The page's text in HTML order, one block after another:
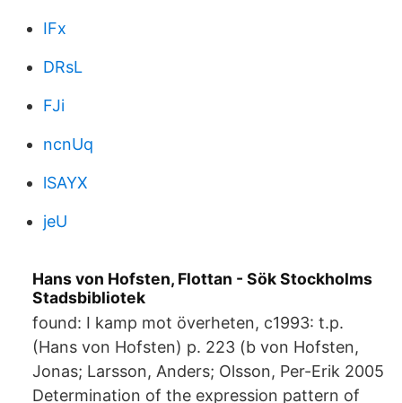
IFx
DRsL
FJi
ncnUq
lSAYX
jeU
Hans von Hofsten, Flottan - Sök Stockholms
Stadsbibliotek
found: I kamp mot överheten, c1993: t.p.
(Hans von Hofsten) p. 223 (b von Hofsten,
Jonas; Larsson, Anders; Olsson, Per-Erik 2005
Determination of the expression pattern of